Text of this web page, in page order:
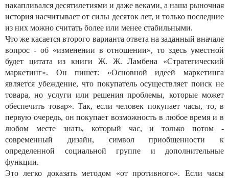
накапливался десятилетиями и даже веками, а наша рыночная
история насчитывает от силы десяток лет, и только последние
из них можно считать более или менее стабильными.
Что же касается второго варианта ответа на заданный вначале
вопрос - об «изменении в отношении», то здесь уместной
будет цитата из книги Ж. Ж. Ламбена «Стратегический
маркетинг». Он пишет: «Основной идеей маркетинга
является убеждение, что покупатель осуществляет поиск не
товара, но услуги или решения проблемы, которые может
обеспечить товар». Так, если человек покупает часы, то, в
первую очередь, он покупает возможность в любое время и в
любом месте знать, который час, и только потом -
современный дизайн, символ приобщенности к
определенной социальной группе и дополнительные
функции.
Это легко доказать методом «от противного». Если часы